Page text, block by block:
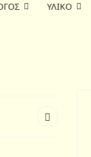
ΥΛΙΚΟ